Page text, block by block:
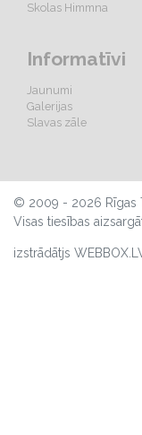
Skolas Himmna
Informatīvi
Jaunumi
Galerijas
Slavas zāle
© 2009 - 2026 Rīgas
Visas tiesības
izstrādātjs